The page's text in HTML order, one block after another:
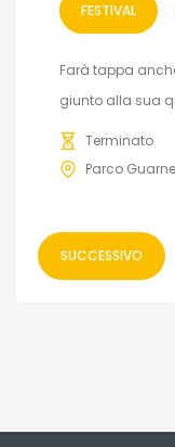
FESTIVAL
Farà tappa
giunto alla sua
Terminato
Parco
SUCCESSIVO